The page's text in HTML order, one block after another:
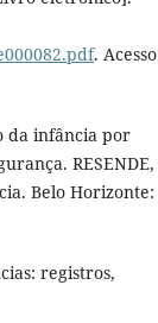
. Acesso
da infância por
RESENDE,
Belo Horizonte:
registros,